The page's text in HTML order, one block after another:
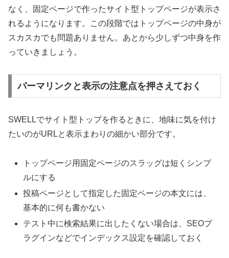
なく、固定ページで作ったサイト型トップページが表示さ
れるようになります。この段階ではトップページの中身が
スカスカでも問題ありません。あとから少しずつ中身を作
っていきましょう。
パーマリンクと表示の注意点を押さえておく
SWELLでサイト型トップを作るときに、地味に気を付け
たいのがURLと表示まわりの細かい部分です。
トップページ用固定ページのスラッグは短くシンプ
ルにする
投稿ページとして指定した固定ページの本文には、
基本的に何も書かない
テスト中に検索結果に出したくない場合は、SEOプ
ラグインなどでインデックス設定を確認しておく